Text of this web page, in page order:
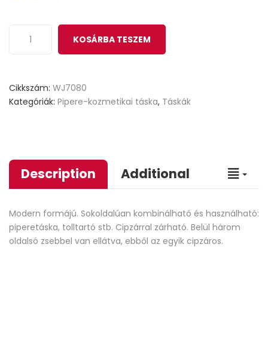
KOSÁRBA TESZEM
Cikkszám: WJ7080
Kategóriák: Pipere-kozmetikai táska, Táskák
Description Additional
Modern formájú. Sokoldalúan kombinálható és használható:
piperetáska, tolltartó stb. Cipzárral zárható. Belül három
oldalsó zsebbel van ellátva, ebből az egyik cipzáros.